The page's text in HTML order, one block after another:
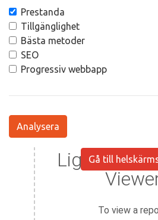
Prestanda
Tillgänglighet
Bästa metoder
SEO
Progressiv webbapp
Analysera
Gå till